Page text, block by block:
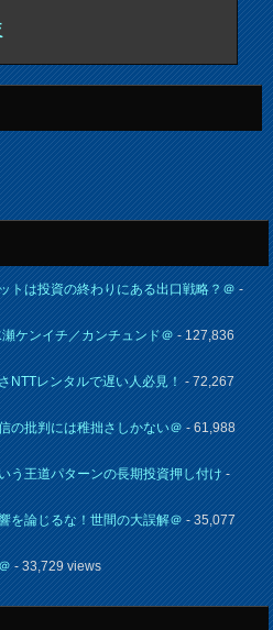
トは投資の終わりにある出口戦略？＠-
ケンイチ／カンチュンド＠- 127,836
NTTレンタルで遅い人必見！- 72,267
の批判には稚拙さしかない＠- 61,988
う王道パターンの長期投資押し付け-
を論じるな！世間の大誤解＠- 35,077
- 33,729 views